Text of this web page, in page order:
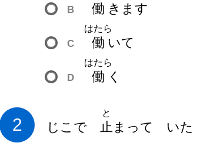
B 働 きます
C 働
はたら
いて
D 働
はたら
く
2 じこで 止
と
まって いた